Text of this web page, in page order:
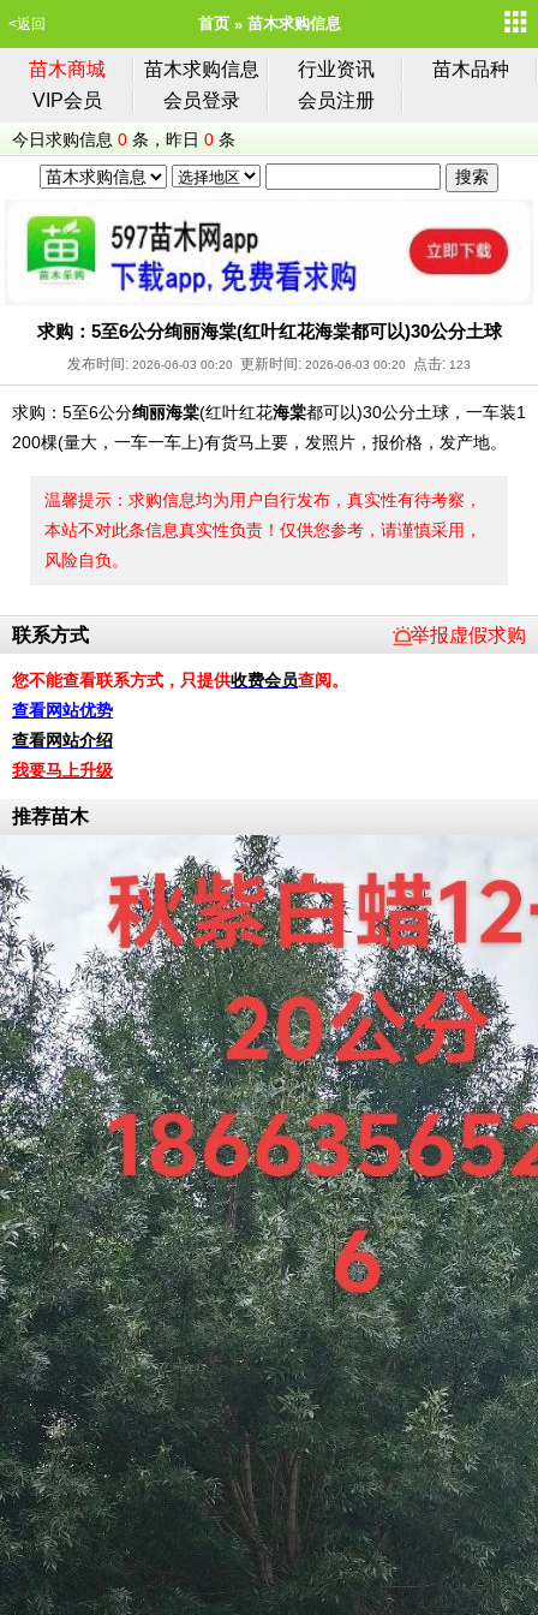
<返回 首页 苗木求购信息
苗木商城 苗木求购信息 行业资讯
苗木品种
VIP会员
会员登录 会员注册
今日求购信息 0 条，昨日 0 条
求购：5至6公分绚丽海棠(红叶红花海棠都可以)30公分土球
发布时间: 2026-06-03 00:20 更新时间: 2026-06-03 00:20 点击: 123
求购：5至6公分绚丽海棠(红叶红花海棠都可以)30公分土球，一车装1
200棵(量大，一车一车上)有货马上要，发照片，报价格，发产地。
温馨提示：求购信息均为用户自行发布，真实性有待考察，
本站不对此条信息真实性负责！仅供您参考，请谨慎采用，
风险自负。
举报虚假求购
联系方式
您不能查看联系方式，只提供收费会员查阅。
查看网站优势
查看网站介绍
我要马上升级
推荐苗木